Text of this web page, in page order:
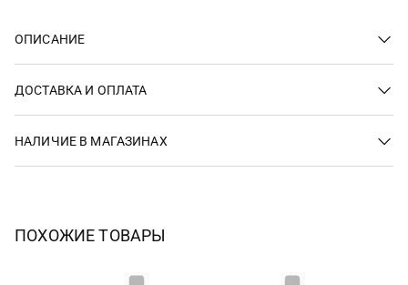
ОПИСАНИЕ
ДОСТАВКА И ОПЛАТА
НАЛИЧИЕ В МАГАЗИНАХ
ПОХОЖИЕ ТОВАРЫ